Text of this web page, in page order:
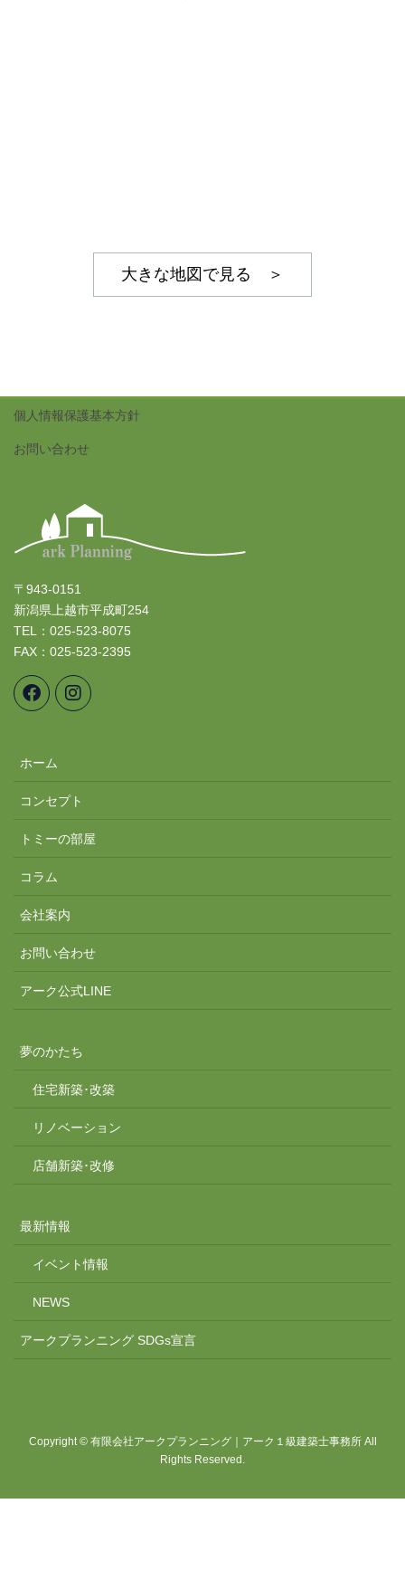
大きな地図で見る ＞
個人情報保護基本方針
お問い合わせ
〒943-0151
新潟県上越市平成町254
TEL：025-523-8075
FAX：025-523-2395
ホーム
コンセプト
トミーの部屋
コラム
会社案内
お問い合わせ
アーク公式LINE
夢のかたち
住宅新築･改築
リノベーション
店舗新築･改修
最新情報
イベント情報
NEWS
アークプランニング SDGs宣言
Copyright © 有限会社アークプランニング｜アーク１級建築士事務所 All
Rights Reserved.